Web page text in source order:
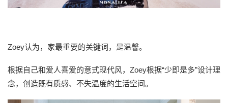
Zoey认为，家最重要的关键词，是温馨。
根据自己和爱人喜爱的意式现代风，Zoey根据“少即是多”设计理
念，创造既有质感、不失温度的生活空间。